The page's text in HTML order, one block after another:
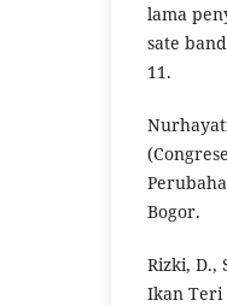
lama
sate
11.
Bogor.
Rizki, D.,
Ikan Teri